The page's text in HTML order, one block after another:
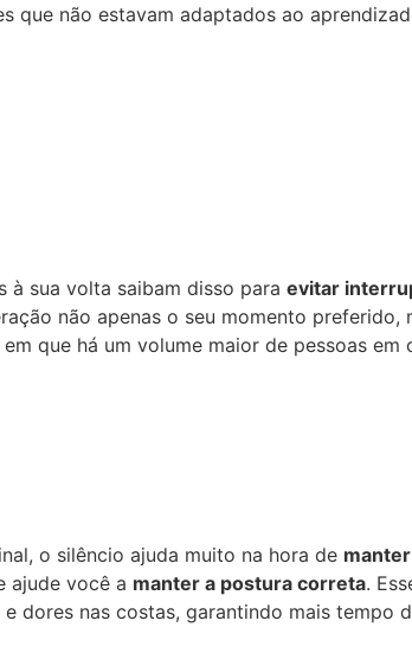
que não estavam adaptados ao
à sua volta saibam disso para evitar
não apenas o seu momento preferido,
que há um volume maior de pessoas em
o silêncio ajuda muito na hora de
ajude você a manter a postura correta.
dores nas costas, garantindo mais tempo